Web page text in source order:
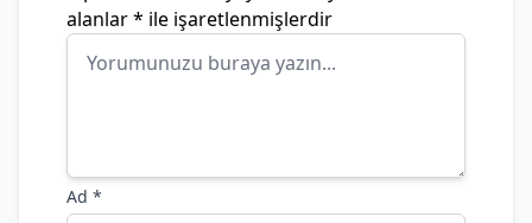
alanlar* ile işaretlenmişlerdir
Ad *